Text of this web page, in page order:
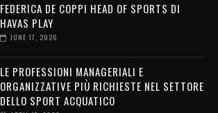
FEDERICA DE COPPI HEAD OF SPORTS DI
HAVAS PLAY
JUNE 17, 2026
LE PROFESSIONI MANAGERIALI E
ORGANIZZATIVE PIÙ RICHIESTE NEL SETTORE
DELLO SPORT ACQUATICO